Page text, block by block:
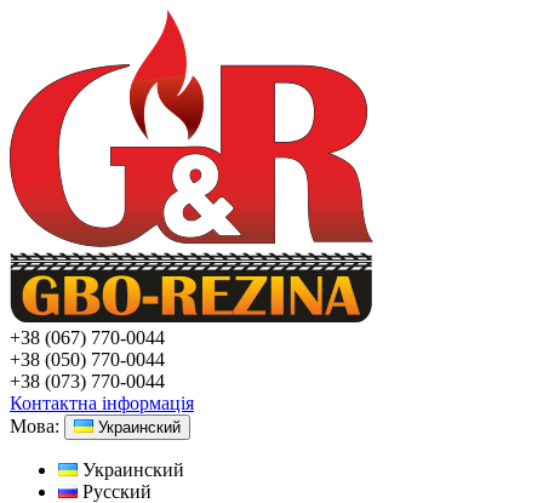
+38 (067) 770-0044
+38 (050) 770-0044
+38 (073) 770-0044
Контактна інформація
Мова:
Украинский
Украинский
Русский